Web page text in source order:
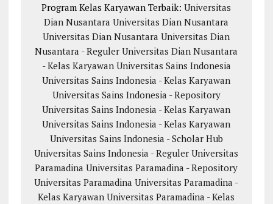
Program Kelas Karyawan Terbaik:Universitas
Dian Nusantara Universitas Dian Nusantara
Universitas Dian Nusantara Universitas Dian
Nusantara - Reguler Universitas Dian Nusantara
- Kelas Karyawan Universitas Sains Indonesia
Universitas Sains Indonesia - Kelas Karyawan
Universitas Sains Indonesia - Repository
Universitas Sains Indonesia - Kelas Karyawan
Universitas Sains Indonesia - Kelas Karyawan
Universitas Sains Indonesia - Scholar Hub
Universitas Sains Indonesia - Reguler Universitas
Paramadina Universitas Paramadina - Repository
Universitas Paramadina Universitas Paramadina -
Kelas Karyawan Universitas Paramadina - Kelas